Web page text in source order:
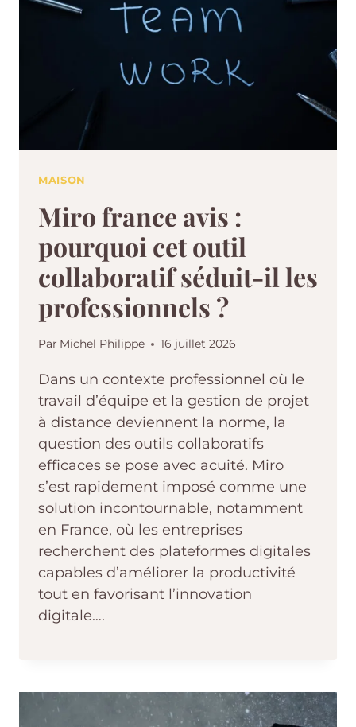
MAISON
Miro france avis :
pourquoi cet outil
collaboratif séduit-il les
professionnels ?
Par Michel Philippe 16 juillet 2026
Dans un contexte professionnel où le
travail d’équipe et la gestion de projet
à distance deviennent la norme, la
question des outils collaboratifs
efficaces se pose avec acuité. Miro
s’est rapidement imposé comme une
solution incontournable, notamment
en France, où les entreprises
recherchent des plateformes digitales
capables d’améliorer la productivité
tout en favorisant l’innovation
digitale….